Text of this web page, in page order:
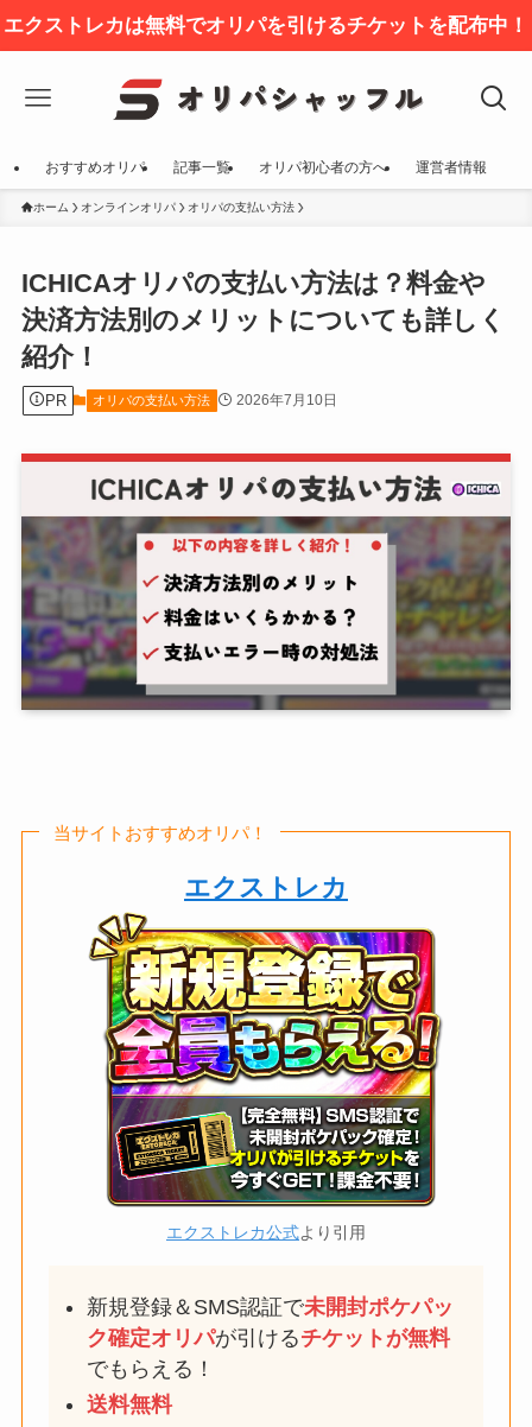
エクストレカは無料でオリパを引けるチケットを配布中！
おすすめオリパ 記事一覧 オリパ初心者の方へ 運営者情報
ホーム オンラインオリパ オリパの支払い方法
ICHICAオリパの支払い方法は？料金や
決済方法別のメリットについても詳しく
紹介！
PR オリパの支払い方法 2026年7月10日
当サイトおすすめオリパ！
エクストレカ
エクストレカ公式より引用
新規登録＆SMS認証で未開封ポケパッ
ク確定オリパが引けるチケットが無料
でもらえる！
送料無料